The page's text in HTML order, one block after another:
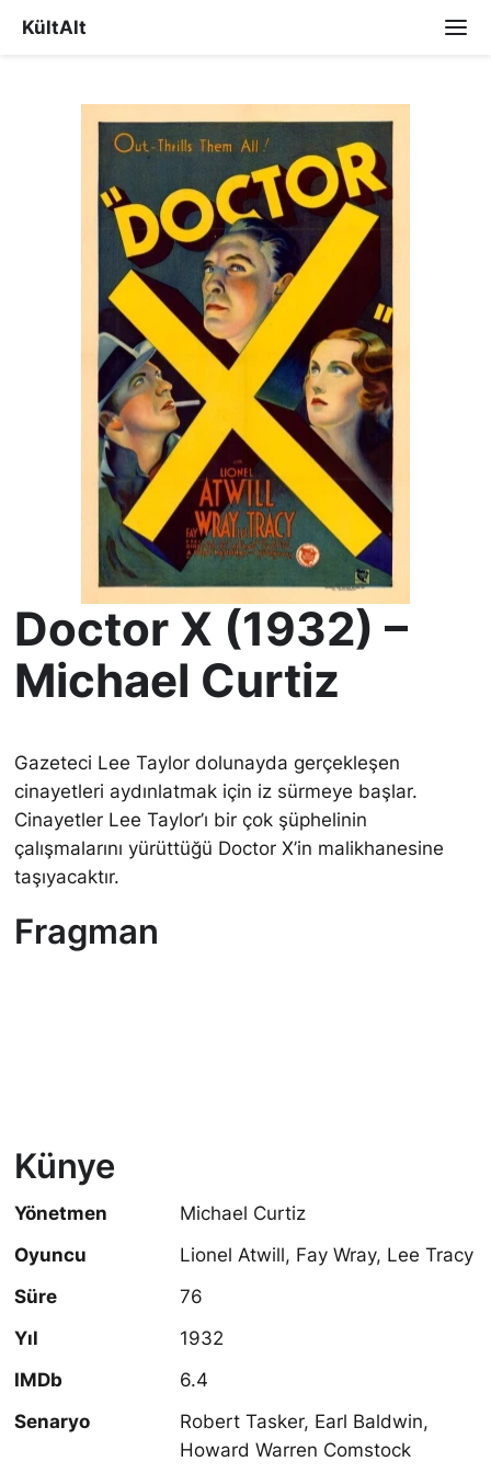
KültAlt
Doctor X (1932) –
Michael Curtiz
Gazeteci Lee Taylor dolunayda gerçekleşen
cinayetleri aydınlatmak için iz sürmeye başlar.
Cinayetler Lee Taylor’ı bir çok şüphelinin
çalışmalarını yürüttüğü Doctor X’in malikhanesine
taşıyacaktır.
Fragman
Künye
Yönetmen
Michael Curtiz
Oyuncu
Lionel Atwill, Fay Wray, Lee Tracy
Süre
76
Yıl
1932
IMDb
6.4
Senaryo
Robert Tasker, Earl Baldwin,
Howard Warren Comstock